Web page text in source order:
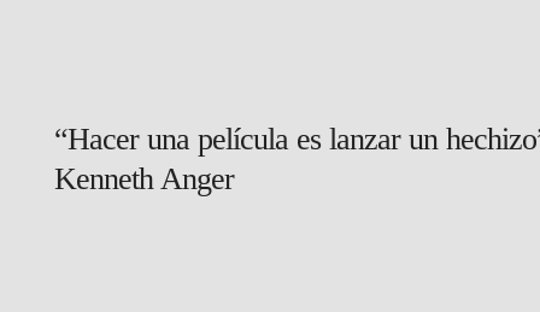
“Hacer una película es lanzar un
Kenneth Anger